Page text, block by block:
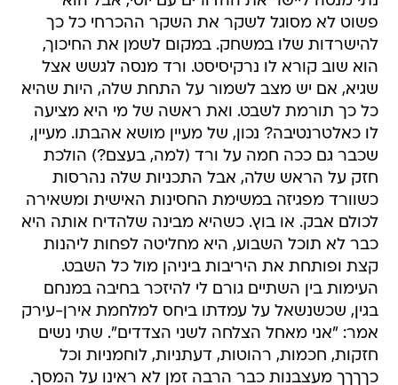
פשוט לא מסוגל לשקר את השקר ההכרחי כל כך
להישרדות שלו במשחק. במקום לשמן את החיכוך,
הוא שוב קורא לו נרקיסיסט. ורד מנסה לגשש אצל
שגיא, אם יש מצב לשמור על התחת שלה, היות שהיא
כל כך תורמת לשבט. ואת ראשה של מי היא מציעה
לו כאלטרנטיבה? נכון, של מעיין מושא אהבתו. מעיין,
שכבר גם ככה חמה על ורד (למה, בעצם?) הולכת
חזק על הראש שלה, אבל התכניות שלה נהרסות
כשוורד מפגיזה במשימת החסינות האישית ומשאירה
לכולם אבק. או בוץ. כשהיא מבינה שלהדיח אותה היא
כבר לא תוכל השבוע, היא מחליטה לפחות ליהנות
קצת ופותחת את היריבות ביניהן מול כל השבט.
העימות בין השתיים גורם לי להיזכר בחיבה במנחם
בגין, שכשנשאל על עמדתו ביחס למלחמת אירן-עירק
אמר: "אני מאחל הצלחה לשני הצדדים". שתי נשים
חזקות, חכמות, רהוטות, דעתניות, לוחמניות וכל
כךךךך מעצבנות כבר הרבה זמן לא ראינו על המסך.